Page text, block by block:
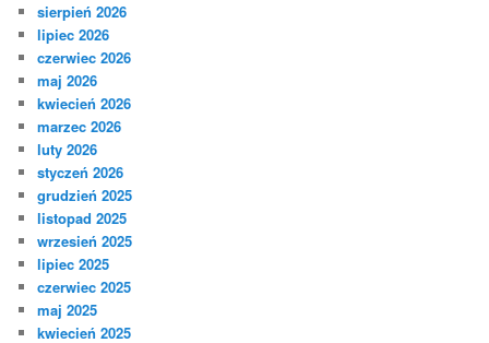
sierpień 2026
lipiec 2026
czerwiec 2026
maj 2026
kwiecień 2026
marzec 2026
luty 2026
styczeń 2026
grudzień 2025
listopad 2025
wrzesień 2025
lipiec 2025
czerwiec 2025
maj 2025
kwiecień 2025